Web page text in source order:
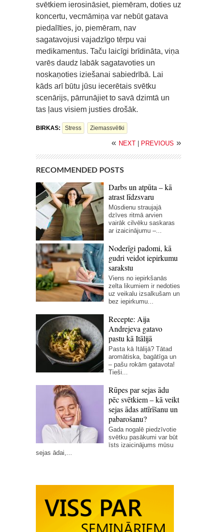
svētkiem ierosināsiet, piemēram, doties uz
koncertu, vecmāmiņa var nebūt gatava
piedalīties, jo, piemēram, nav
sagatavojusi vajadzīgo tērpu vai
medikamentus. Taču laicīgi brīdināta, viņa
varēs daudz labāk sagatavoties un
noskaņoties iziešanai sabiedrībā. Lai
kāds arī būtu jūsu iecerētais svētku
scenārijs, pārrunājiet to savā dzimtā un
tas ļaus visiem justies drošāk.
BIRKAS: Stress Ziemassvētki
« NEXT PREVIOUS »
RECOMMENDED POSTS
Darbs un atpūta – kā
atrast līdzsvaru
Mūsdienu straujajā
dzīves ritmā arvien
vairāk cilvēku saskaras
ar izaicinājumu –...
Noderīgi padomi, kā
gudri veidot iepirkumu
sarakstu
Viens no iepirkšanās
zelta likumiem ir nedoties
uz veikalu izsalkušam un
bez iepirkumu...
Recepte: Aija
Andrejeva gatavo
pastu kā Itālijā
Pasta kā Itālijā? Tātad
aromātiska, bagātīga un
– pašu rokām gatavota!
Tieši...
Rūpes par sejas ādu
pēc svētkiem – kā veikt
sejas ādas attīrīšanu un
pabarošanu?
Gada nogalē piedzīvotie
svētku pasākumi var būt
īsts izaicinājums mūsu
sejas ādai,...